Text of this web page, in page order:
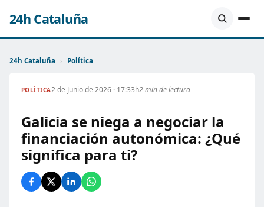
24h Cataluña
24h Cataluña › Política
POLÍTICA2 de Junio de 2026 · 17:33h2 min de lectura
Galicia se niega a negociar la
financiación autonómica: ¿Qué
significa para ti?